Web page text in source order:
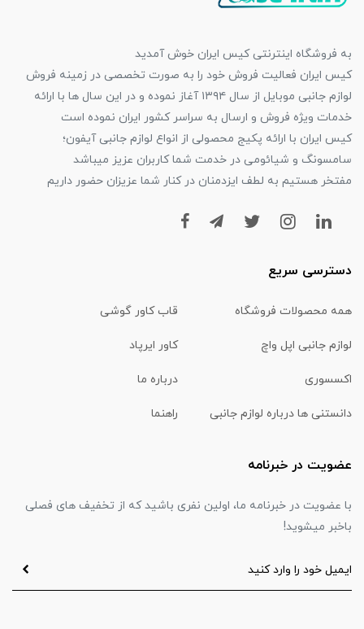
به فروشگاه اینترنتی کیس ایران خوش آمدید
کیس ایران فعالیت فروش خود را به صورت تخصصی در زمینه فروش
لوازم جانبی موبایل از سال ۱۳۹۴ آغاز نموده و در این سال ها با ارائه
خدمات ویژه فروش و ارسال به سراسر کشور ایران نموده است
کیس ایران با ارائه پکیج محصولی از انواع لوازم جانبی آیفون؛
سامسونگ و شیائومی در خدمت شما کاربران عزیز میباشد
مفتخر هستیم به لطف ایزدمنان در کنار شما عزیزان حضور داریم
دسترسی سریع
همه محصولات فروشگاه قاب کاور گوشی
لوازم جانبی اپل واچ کاور ایرپاد
اکسسوری درباره ما
دانستنی ها درباره لوازم جانبی راهنما
عضویت در خبرنامه
با عضویت در خبرنامه ما، اولین نفری باشید که از تخفیف های فصلی
باخبر میشوید!